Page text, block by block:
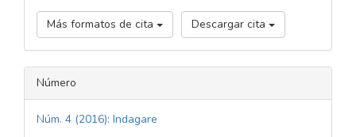
Más formatos de cita Descargar cita
Número
Núm. 4 (2016): Indagare